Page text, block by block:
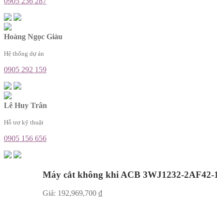
Hoàng Ngọc Giàu
Hệ thống dự án
0905 292 159
Lê Huy Trân
Hỗ trợ kỹ thuật
0905 156 656
Máy cắt không khi ACB 3WJ1232-2AF42-
Giá: 192,969,700 ₫